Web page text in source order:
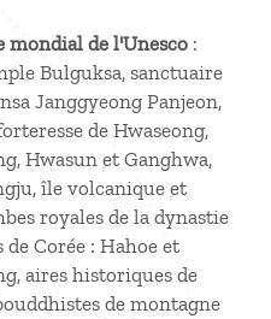
de l'Unesco :
Bulguksa, sanctuaire
Janggyeong Panjeon,
de Hwaseong,
Hwasun et Ganghwa,
île volcanique et
royales de la dynastie
Corée : Hahoe et
aires historiques de
de montagne